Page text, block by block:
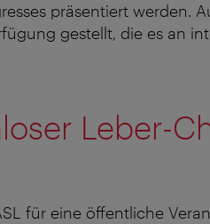
präsentiert werden.
gestellt, die es an
Leber-
für eine öffentliche